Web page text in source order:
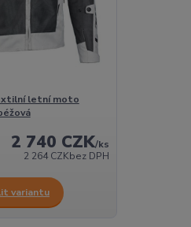
letní moto
2 740 CZK/ks
2 264 CZKbez DPH
variantu